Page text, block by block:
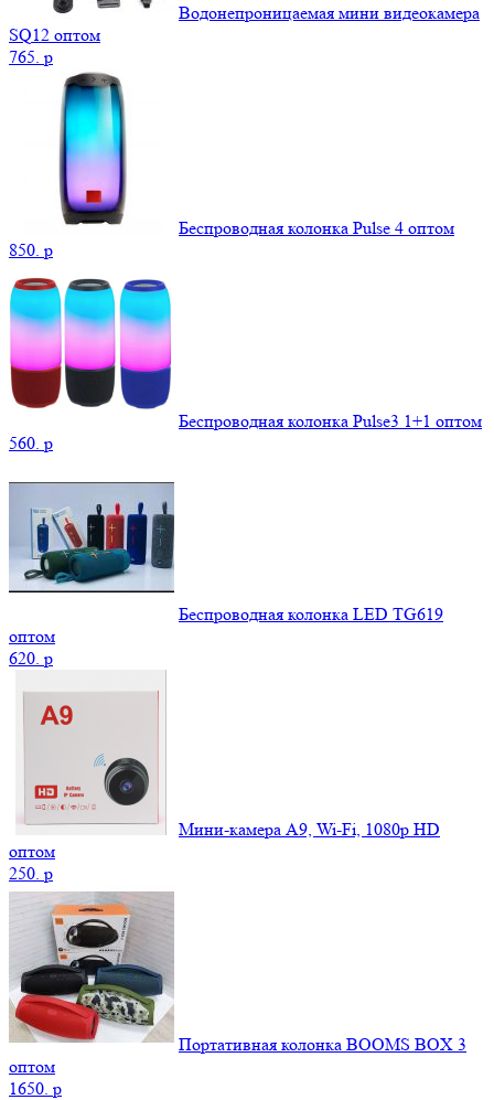
Водонепроницаемая мини видеокамера
SQ12 оптом
765. p
Беспроводная колонка Pulse 4 оптом
850. p
Беспроводная колонка Pulse3 1+1 оптом
560. p
Беспроводная колонка LED TG619
оптом
620. p
Мини-камера A9, Wi-Fi, 1080p HD
оптом
250. p
Портативная колонка BOOMS BOX 3
оптом
1650. p